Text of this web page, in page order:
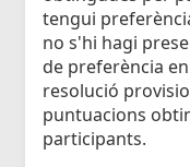
tengui
no s'hi hagi
de preferència
resolució
puntuacions
participants.